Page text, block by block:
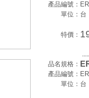
產品編號：
單位： 台
特價：
品名規格：
產品編號：
單位： 台